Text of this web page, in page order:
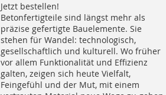
Jetzt bestellen!
Betonfertigteile sind längst mehr als
präzise gefertigte Bauelemente. Sie
stehen für Wandel: technologisch,
gesellschaftlich und kulturell. Wo früher
vor allem Funktionalität und Effizienz
galten, zeigen sich heute Vielfalt,
Feingefühl und der Mut, mit einem